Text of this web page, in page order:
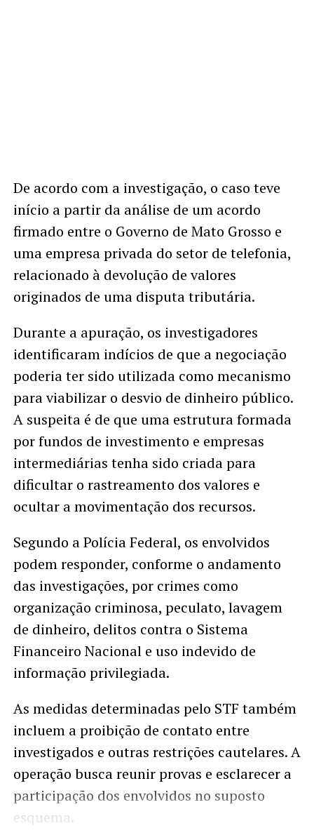
De acordo com a investigação, o caso teve
início a partir da análise de um acordo
firmado entre o Governo de Mato Grosso e
uma empresa privada do setor de telefonia,
relacionado à devolução de valores
originados de uma disputa tributária.
Durante a apuração, os investigadores
identificaram indícios de que a negociação
poderia ter sido utilizada como mecanismo
para viabilizar o desvio de dinheiro público.
A suspeita é de que uma estrutura formada
por fundos de investimento e empresas
intermediárias tenha sido criada para
dificultar o rastreamento dos valores e
ocultar a movimentação dos recursos.
Segundo a Polícia Federal, os envolvidos
podem responder, conforme o andamento
das investigações, por crimes como
organização criminosa, peculato, lavagem
de dinheiro, delitos contra o Sistema
Financeiro Nacional e uso indevido de
informação privilegiada.
As medidas determinadas pelo STF também
incluem a proibição de contato entre
investigados e outras restrições cautelares. A
operação busca reunir provas e esclarecer a
participação dos envolvidos no suposto
esquema.